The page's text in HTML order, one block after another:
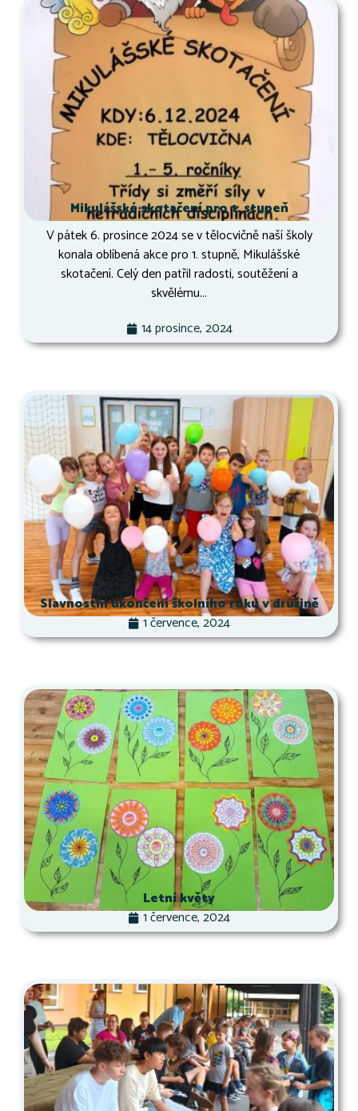
Mikulášské skotačení pro 1. stupeň
V pátek 6. prosince 2024 se v tělocvičně naší školy
konala oblíbená akce pro 1. stupně, Mikulášské
skotačení. Celý den patřil radosti, soutěžení a
skvělému...
14 prosince, 2024
Slavnostní ukončení školního roku v družině
1 července, 2024
Letní květy
1 července, 2024